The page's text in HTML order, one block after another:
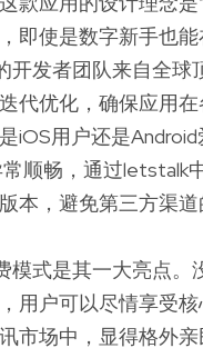
即使是数字新手也
开发者团队来自全球
代优化，确保应用
iOS用户还是Android
顺畅，通过letstalk
本，避免第三方渠道
模式是其一大亮点。
用户可以尽情享受
市场中，显得格外